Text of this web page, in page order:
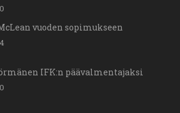
vuoden sopimukseen
IFK:n päävalmentajaksi